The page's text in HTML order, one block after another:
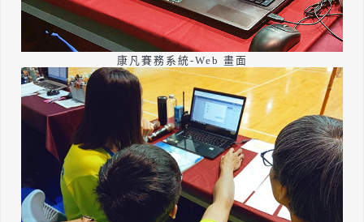
康凡賽務系統-Web 畫面